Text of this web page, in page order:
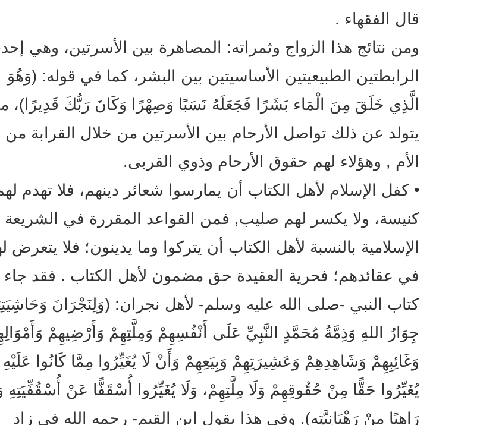
قال الفقهاء .
ومن نتائج هذا الزواج وثمراته: المصاهرة بين الأسرتين، وهي
الرابطتين الطبيعيتين الأساسيتين بين البشر، كما في قوله: (وَهُوَ
الَّذِي خَلَقَ مِنَ الْمَاء بَشَرًا فَجَعَلَهُ نَسَبًا وَصِهْرًا وَكَانَ رَبُّكَ قَدِيرًا)،
يتولد عن ذلك تواصل الأرحام بين الأسرتين من خلال القرابة
الأم , وهؤلاء لهم حقوق الأرحام وذوي القربى.
• كفل الإسلام لأهل الكتاب أن يمارسوا شعائر دينهم، فلا تهدم
كنيسة، ولا يكسر لهم صليب, فمن القواعد المقررة في الشريعة
الإسلامية بالنسبة لأهل الكتاب أن يتركوا وما يدينون؛ فلا يتعرض
في عقائدهم؛ فحرية العقيدة حق مضمون لأهل الكتاب . فقد
كتاب النبي -صلى الله عليه وسلم- لأهل نجران: (وَلِنَجْرَانَ
جِوَارُ اللهِ وَذِمَّةُ مُحَمَّدٍ النَّبِيِّ عَلَى أَنْفُسِهِمْ وَمِلَّتِهِمْ وَأَرْضِيهِمْ
وَغَائِبِهِمْ وَشَاهِدِهِمْ وَعَشِيرَتِهِمْ وَبِيَعِهِمْ وَأَنْ لَا يُغَيِّرُوا مِمَّا كَانُوا عَلَيْهِ
يُغَيِّرُوا حَقًّا مِنْ حُقُوقِهِمْ وَلَا مِلَّتِهِمْ، وَلَا يُغَيِّرُوا أُسْقَفًّا عَنْ أُسْقُفِّيَتِهِ
رَاهِبًا مِنْ رَهْبَانِيَّتِهِ). وفي هذا يقول ابن القيم- رحمه الله في زاد